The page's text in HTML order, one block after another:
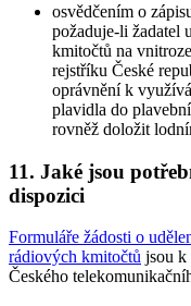
osvědčením o
požaduje-li žadatel
kmitočtů na
rejstříku České
oprávnění k
plavidla do
rovněž doložit
11. Jaké jsou
dispozici
Formuláře žádosti o
rádiových kmitočtů jsou k
Českého